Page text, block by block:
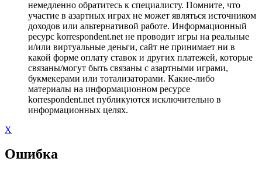
немедленно обратитесь к специалисту. Помните, что
участие в азартных играх не может являться источником
доходов или альтернативой работе. Информационный
ресурс korrespondent.net не проводит игры на реальные
и/или виртуальные деньги, сайт не принимает ни в
какой форме оплату ставок и других платежей, которые
связаны/могут быть связаны с азартными играми,
букмекерами или тотализаторами. Какие-либо
материалы на информационном ресурсе
korrespondent.net публикуются исключительно в
информационных целях.
X
Ошибка